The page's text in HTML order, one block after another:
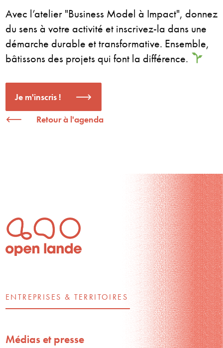
Avec l’atelier "Business Model à Impact", donnez
du sens à votre activité et inscrivez-la dans une
démarche durable et transformative. Ensemble,
bâtissons des projets qui font la différence.
Je m'inscris !
Retour à l'agenda
ENTREPRISES & TERRITOIRES
Médias et presse